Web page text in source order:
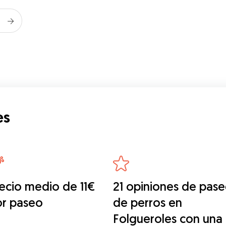
medio de 11€
paseo
21 opiniones de
de perros en
Folgueroles con una